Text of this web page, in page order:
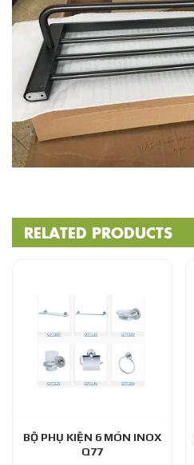
RELATED PRODUCTS
BỘ PHỤ KIỆN 6 MÓN INOX
Q77